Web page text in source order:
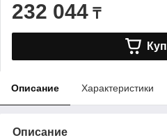
232 044 ₸
Описание Характеристики
Описание